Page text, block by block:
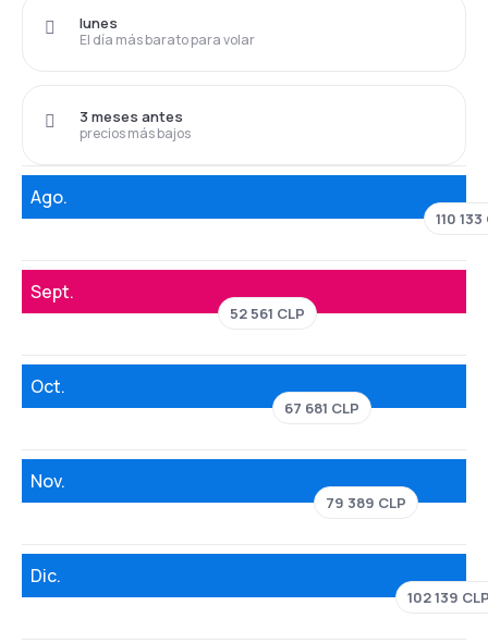
El día más barato para volar
lunes
precios más bajos
3 meses antes
Ago.
110 133
Sept.
52 561 CLP
Oct.
67 681 CLP
Nov.
79 389 CLP
Dic.
102 139